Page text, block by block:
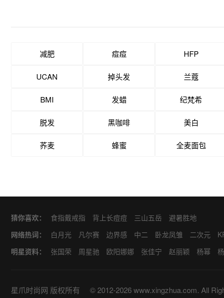
减肥 痘痘 HFP
UCAN 掉头发 兰蔻
BMI 发蜡 纪梵希
脱发 黑咖啡 美白
荞麦 蜂蜜 全麦面包
猜你喜欢： 食指戴戒指 背上长痘痘 三山五岳 避暑胜地
网络热词：
白月光 凡尔赛 边界感 中二 卧龙凤雏 二次元
甜
对食 麻瓜 四爱 MEAN CARE VS CPU
明星资料：
张国荣 周星驰 欧阳娜娜 张佳宁 赵丽颖 杨幂
楠
周也 张婧仪 王玉雯 哈妮克孜 热依扎 孙千
星爪时尚网 版权所有 © 2012-2026 www.xingzhua.com. All